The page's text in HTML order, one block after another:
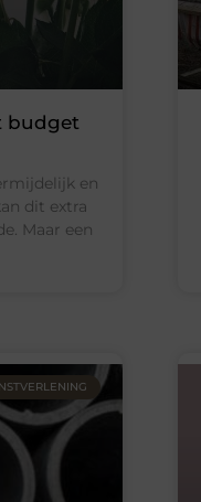
budget
en
dit extra
Maar een